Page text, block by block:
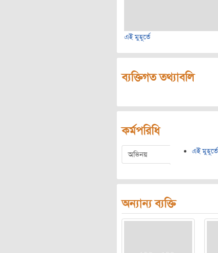
এই মুহূর্তে
ব্যক্তিগত তথ্যাবলি
কর্মপরিধি
অভিনয় এই মুহূর্তে
অন্যান্য ব্যক্তি